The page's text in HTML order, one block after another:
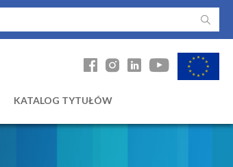
KATALOG TYTUŁÓW